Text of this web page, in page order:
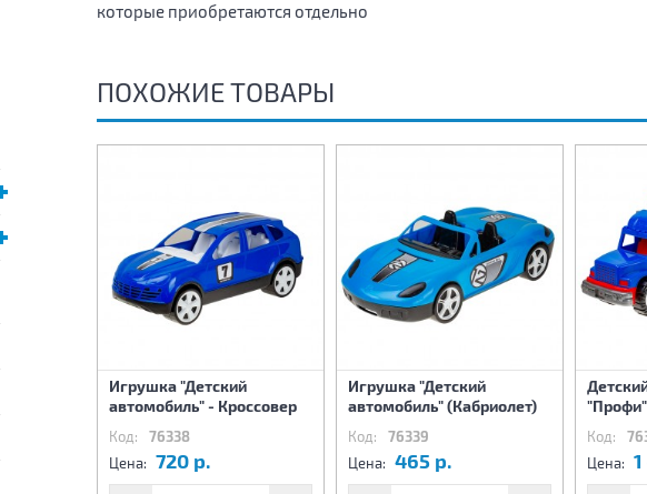
которые приобретаются отдельно
ПОХОЖИЕ ТОВАРЫ
Игрушка "Детский
автомобиль" - Кроссовер
Код: 76338
Цена: 720 р.
Игрушка "Детский
автомобиль" (Кабриолет)
Код: 76339
Цена: 465 р.
Код:
Цена: